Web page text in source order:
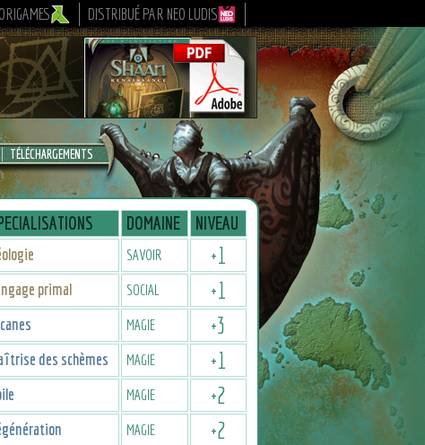
DISTRIBUÉ PAR NEO LUDIS
TÉLÉCHARGEMENTS
DOMAINE NIVEAU
SAVOIR +1
primal SOCIAL +1
MAGIE +3
des schèmes MAGIE +1
MAGIE +2
MAGIE +2